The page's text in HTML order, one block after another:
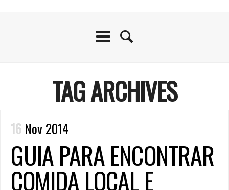
TAG ARCHIVES
16 Nov 2014
GUIA PARA ENCONTRAR
COMIDA LOCAL E